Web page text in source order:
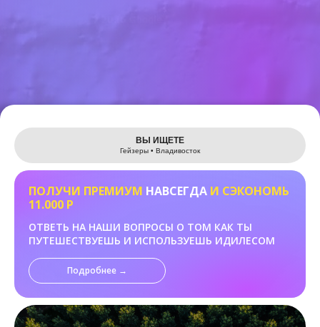
Leaflet
ВЫ ИЩЕТЕ
Гейзеры • Владивосток
ПОЛУЧИ ПРЕМИУМ НАВСЕГДА И СЭКОНОМЬ
11.000 Р
ОТВЕТЬ НА НАШИ ВОПРОСЫ О ТОМ КАК ТЫ
ПУТЕШЕСТВУЕШЬ И ИСПОЛЬЗУЕШЬ ИДИЛЕСОМ
Подробнее →